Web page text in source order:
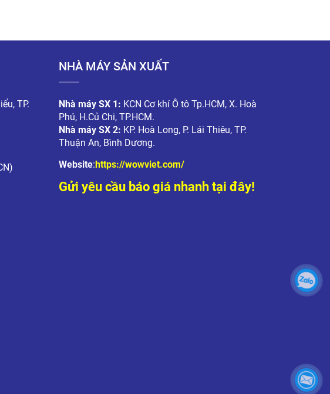
TP.
NHÀ MÁY SẢN XUẤT
Nhà máy SX 1: KCN Cơ khí Ô tô Tp.HCM, X. Hoà
Phú, H.Củ Chi, TP.HCM.
Nhà máy SX 2: KP. Hoà Long, P. Lái Thiêu, TP.
Thuận An, Bình Dương.
Website:https://wowviet.com/
Gửi yêu cầu báo giá nhanh tại đây!